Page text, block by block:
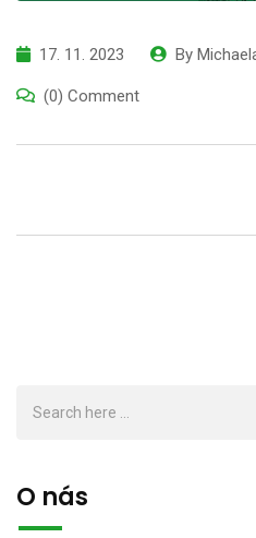
17. 11. 2023 By
(0) Comment
O nás